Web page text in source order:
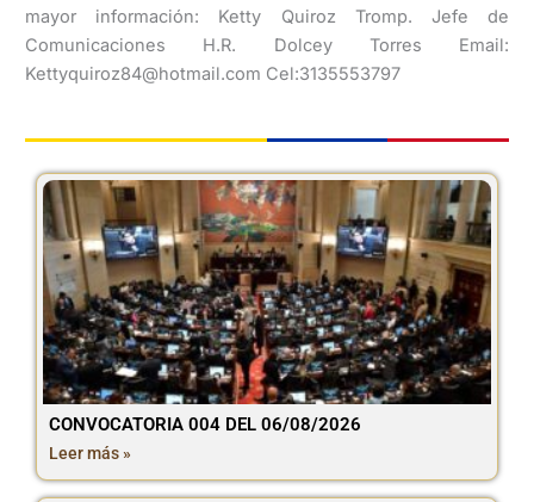
mayor información: Ketty Quiroz Tromp. Jefe de
Comunicaciones H.R. Dolcey Torres Email:
Kettyquiroz84@hotmail.com Cel:3135553797
CONVOCATORIA 004 DEL 06/08/2026
Leer más »